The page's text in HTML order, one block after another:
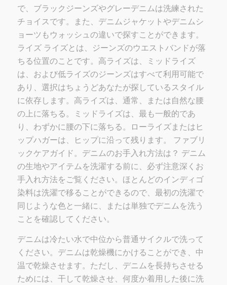
で、ブラックジーンズやグレーデニムは洗練された
チョイスです。また、デニムジャケットやデニムシ
ョーツもウォッシュの違いで探すことができます。
ライズ ライズとは、ジーンズのウエストバンドが落
ちる位置のことです。高ライズは、ミッドライズ
は、および低ライズのジーンズはすべて利用可能で
あり、選択はちょうどあなたが探しているスタイル
に依存します。高ライズは、通常、または自然な腰
の上に落ちる。ミッドライズは、最も一般的であ
り、わずかに腰の下に落ちる。ローライズまたはヒ
ップハガーは、ヒップに沿って残ります。
ファブリ
ックケアガイド。デニムのお手入れ方法は？ デニム
の生地やアイテムを洗濯する前に、必ず注意深くお
手入れ方法をご覧ください。ほとんどのインディゴ
染料は洗濯で移ることができるので、最初の洗濯で
同じような色と一緒に、または単独でデニムを洗う
ことを確認してください。
デニムは冷たい水で中位から普通サイクルで洗って
ください。デニムは乾燥機にかけることができ、中
温で乾燥させます。ただし、デニムを長持ちさせる
ためには、干して乾燥させ、何度か着用した後に洗